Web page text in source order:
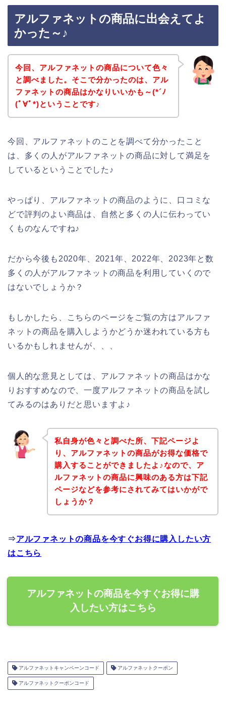
アルファネットの商品に出会えてよ
かった～♪
今回、アルファネットの商品について色々
と調べました。そこで分かったのは、アル
ファネットの商品はかなりいいかも～(*´ﾉ
(ﾟ∀ﾟ*)ということです♪
今回、アルファネットのことを調べて分かったこと
は、多くの人がアルファネットの商品に対して満足を
しているということでした♪
やっぱり、アルファネットの商品のように、口コミな
どで評判のよい商品は、自然と多くの人に伝わってい
くものなんですね♪
だから今後も2020年、2021年、2022年、2023年と数
多くの人がアルファネットの商品を利用していくので
はないでしょうか？
もしかしたら、こちらのページをご覧の方はアルファ
ネットの商品を購入しようかどうか迷われている方も
いるかもしれませんが、、、
個人的な意見としては、アルファネットの商品はかな
りおすすめなので、一度アルファネットの商品を試し
てみるのはありだと思いますよ♪
私自身が色々と調べた所、下記ページよ
り、アルファネットの商品がお得な価格で
購入することができましたよ♪なので、ア
ルファネットの商品に興味のある方は下記
ページなどを参考にされてみてはいかがで
しょうか？
⇒アルファネットの商品を今すぐお得に購入したい方
はこちら
アルファネットの商品を今すぐお得に購
入したい方はこちら
アルファネットキャンペーンコード アルファネットクーポン
アルファネットクーポンコード